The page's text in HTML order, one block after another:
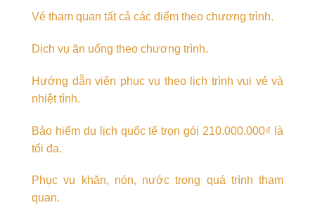
Vé tham quan tất cả các điểm theo chương trình.
Dịch vụ ăn uống theo chương trình.
Hướng dẫn viên phục vụ theo lịch trình vui vẻ và
nhiệt tình.
Bảo hiểm du lịch quốc tế trọn gói 210.000.000₫ là
tối đa.
Phục vụ khăn, nón, nước trong quá trình tham
quan.